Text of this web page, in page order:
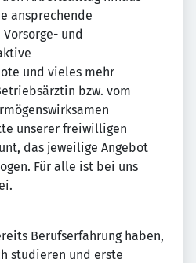
ansprechende
und
und vieles mehr
bzw. vom
unserer freiwilligen
das jeweilige Angebot
Für alle ist bei uns
Berufserfahrung haben,
studieren und erste